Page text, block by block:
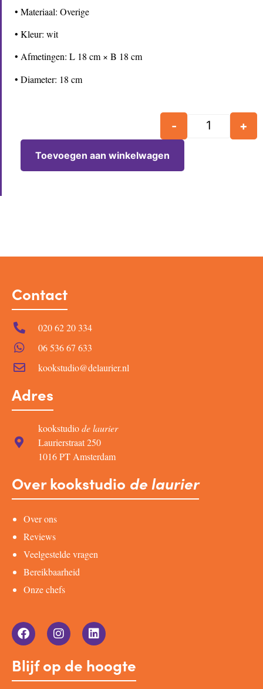
• Materiaal: Overige
• Kleur: wit
• Afmetingen: L 18 cm × B 18 cm
• Diameter: 18 cm
- +
Toevoegen aan winkelwagen
Contact
020 62 20 334
06 536 67 633
kookstudio@delaurier.nl
Adres
kookstudiode laurier
Laurierstraat 250
1016 PT Amsterdam
Over kookstudio de laurier
Over ons
Reviews
Veelgestelde vragen
Bereikbaarheid
Onze chefs
Blijf op de hoogte